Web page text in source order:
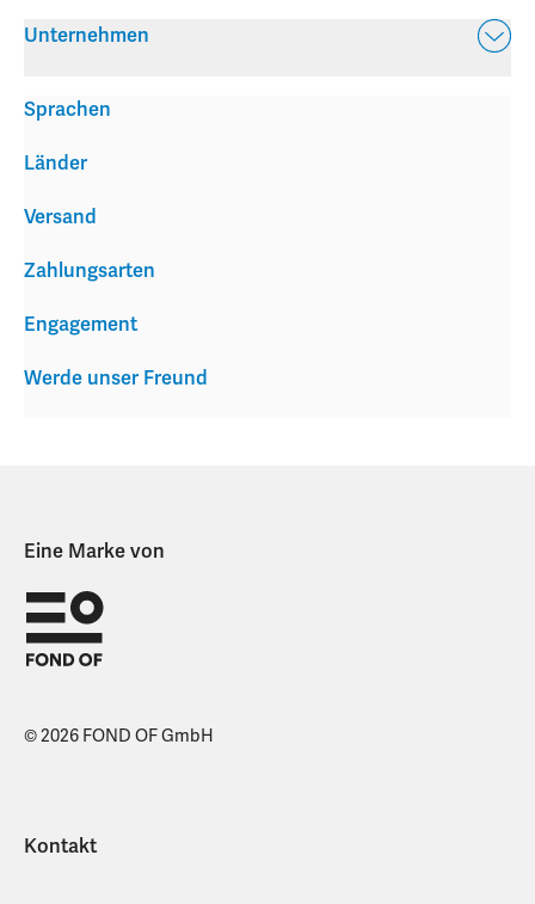
Unternehmen
Versand
Zahlungsarten
Engagement
Werde unser Freund
Sprachen
Länder
Eine Marke von
© 2026 FOND OF GmbH
Kontakt